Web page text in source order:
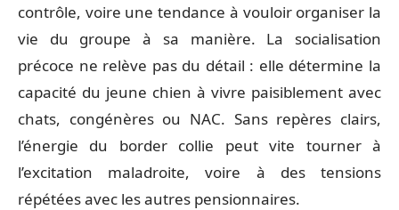
contrôle, voire une tendance à vouloir organiser la
vie du groupe à sa manière. La socialisation
précoce ne relève pas du détail : elle détermine la
capacité du jeune chien à vivre paisiblement avec
chats, congénères ou NAC. Sans repères clairs,
l’énergie du border collie peut vite tourner à
l’excitation maladroite, voire à des tensions
répétées avec les autres pensionnaires.